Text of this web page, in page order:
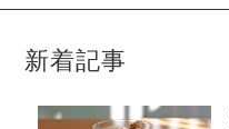
新着記事